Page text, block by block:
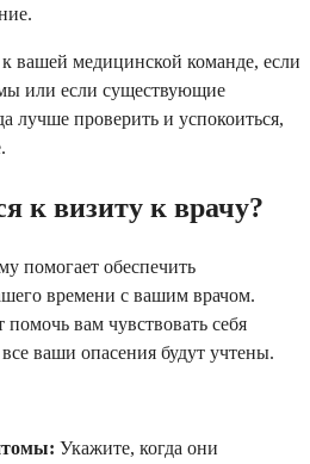
к вашей медицинской команде, если
или если существующие
лучше проверить и успокоиться,
к визиту к врачу?
помогает обеспечить
времени с вашим врачом.
вам чувствовать себя
ваши опасения будут учтены.
Укажите, когда они